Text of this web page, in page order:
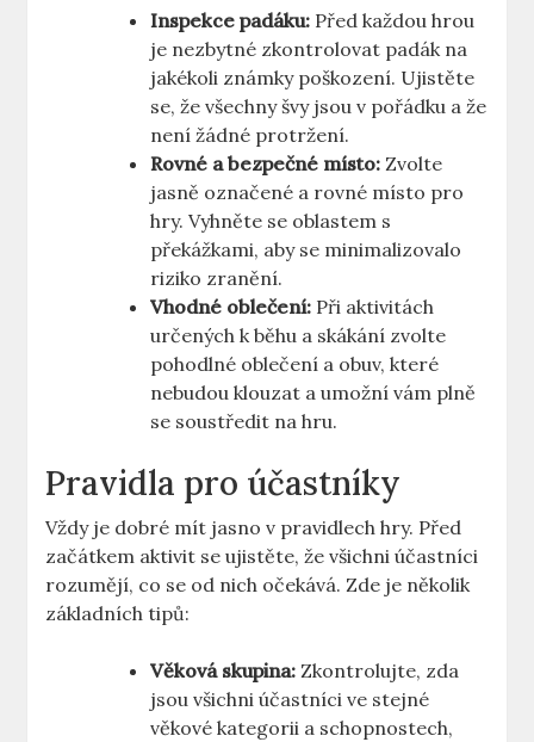
Inspekce padáku: Před každou hrou
je nezbytné zkontrolovat padák na
jakékoli známky poškození. Ujistěte
se, že všechny švy jsou v pořádku a že
není žádné protržení.
Rovné a bezpečné místo: Zvolte
jasně označené a rovné místo pro
hry. Vyhněte se oblastem s
překážkami, aby se minimalizovalo
riziko zranění.
Vhodné oblečení: Při aktivitách
určených k běhu a skákání zvolte
pohodlné oblečení a obuv, které
nebudou klouzat a umožní vám plně
se soustředit na hru.
Pravidla pro účastníky
Vždy je dobré mít jasno v pravidlech hry. Před
začátkem aktivit se ujistěte, že všichni účastníci
rozumějí, co se od nich očekává. Zde je několik
základních tipů:
Věková skupina: Zkontrolujte, zda
jsou všichni účastníci ve stejné
věkové kategorii a schopnostech,